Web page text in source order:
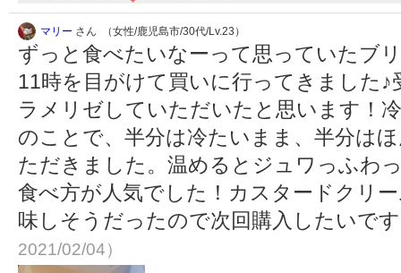
マリー さん （女性/鹿児島市/30代/Lv.23）
ずっと食べたいなーって思っていたブ
11時を目がけて買いに行ってきました
ラメリゼしていただいたと思います！
のことで、半分は冷たいまま、半分は
ただきました。温めるとジュワっふわ
食べ方が人気でした！カスタードクリ
味しそうだったので次回購入したいで
2021/02/04）